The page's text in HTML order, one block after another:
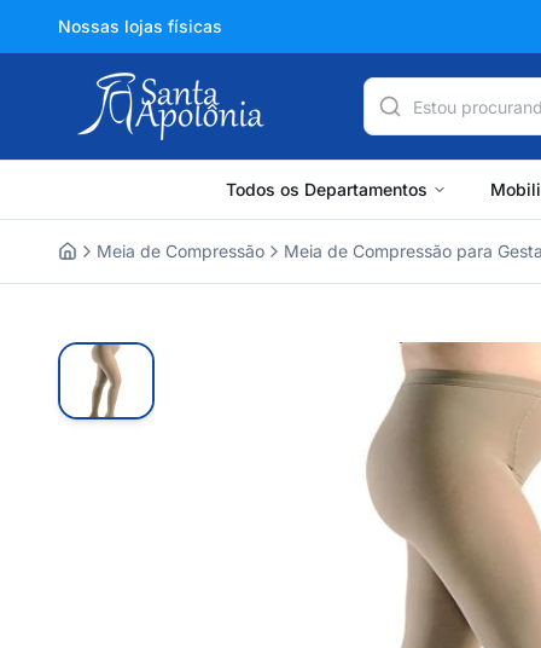
Nossas lojas físicas
Todos os Departamentos
Meia de Compressão Meia de Compressão para